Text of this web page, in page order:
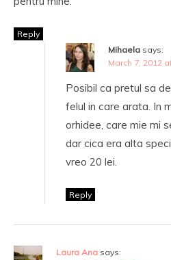
Reply
Mihaela says:
March 7, 2012
Posibil ca pretul sa
felul in care arata. In
orhidee, care mie mi
dar cica era alta
vreo 20 lei.
Reply
Laura Ana says: